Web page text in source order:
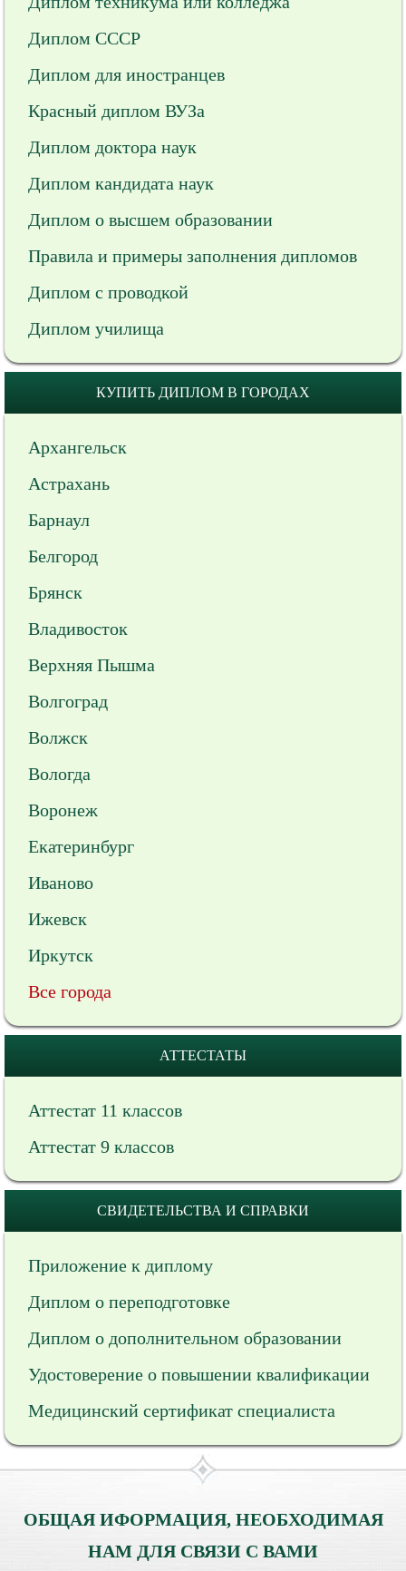
Диплом СССР
Диплом для иностранцев
Красный диплом ВУЗа
Диплом доктора наук
Диплом кандидата наук
Диплом о высшем образовании
Правила и примеры заполнения дипломов
Диплом с проводкой
Диплом училища
КУПИТЬ ДИПЛОМ В ГОРОДАХ
Архангельск
Астрахань
Барнаул
Белгород
Брянск
Владивосток
Верхняя Пышма
Волгоград
Волжск
Вологда
Воронеж
Екатеринбург
Иваново
Ижевск
Иркутск
Все города
АТТЕСТАТЫ
Аттестат 11 классов
Аттестат 9 классов
СВИДЕТЕЛЬСТВА И СПРАВКИ
Приложение к диплому
Диплом о переподготовке
Диплом о дополнительном образовании
Удостоверение о повышении квалификации
Медицинский сертификат специалиста
ОБЩАЯ ИФОРМАЦИЯ, НЕОБХОДИМАЯ
НАМ ДЛЯ СВЯЗИ С ВАМИ